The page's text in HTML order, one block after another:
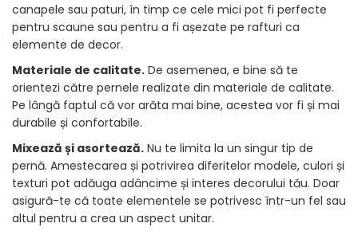
canapele sau paturi, în timp ce cele mici pot fi perfecte
pentru scaune sau pentru a fi așezate pe rafturi ca
elemente de decor.
Materiale de calitate. De asemenea, e bine să te
orientezi către pernele realizate din materiale de calitate.
Pe lângă faptul că vor arăta mai bine, acestea vor fi și mai
durabile și confortabile.
Mixează și asortează. Nu te limita la un singur tip de
pernă. Amestecarea și potrivirea diferitelor modele, culori și
texturi pot adăuga adâncime și interes decorului tău. Doar
asigură-te că toate elementele se potrivesc într-un fel sau
altul pentru a crea un aspect unitar.